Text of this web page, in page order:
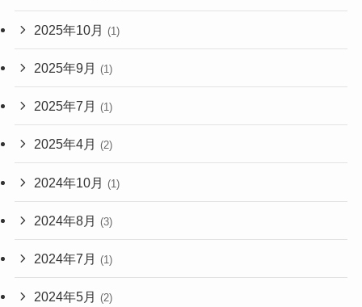
2025年10月 (1)
2025年9月 (1)
2025年7月 (1)
2025年4月 (2)
2024年10月 (1)
2024年8月 (3)
2024年7月 (1)
2024年5月 (2)